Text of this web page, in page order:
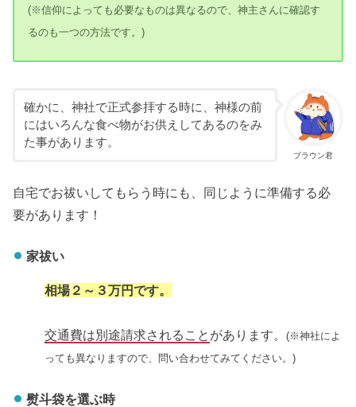
(※信仰によっても必要なものは異なるので、神主さんに確認す
るのも一つの方法です。)
ブラウン君
確かに、神社で正式参拝する時に、神様の前
にはいろんな食べ物がお供えしてあるのをみ
た事があります。
自宅でお祓いしてもらう時にも、同じように準備する必
要があります！
家祓い
相場２～３万円です。
交通費は別途請求されること があります。(※神社によ
っても異なりますので、問い合わせてみてください。)
熨斗袋を選ぶ時